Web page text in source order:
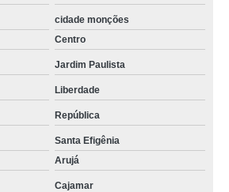
cidade monções
Centro
Jardim Paulista
Liberdade
República
Santa Efigênia
Arujá
Cajamar